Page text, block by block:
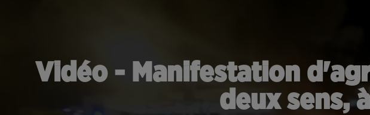
Vidéo - Manifestation
deux sens,